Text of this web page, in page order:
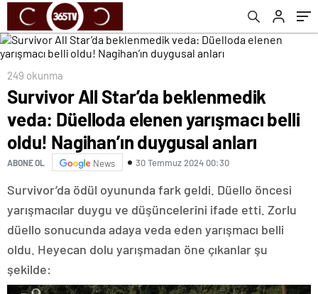
Nagihan’ın duygusal anları
249 okunma
Survivor All Star’da beklenmedik
veda: Düelloda elenen yarışmacı belli
oldu! Nagihan’ın duygusal anları
ABONE OL News 30 Temmuz 2024 00:30
Survivor’da ödül oyununda fark geldi. Düello öncesi
yarışmacılar duygu ve düşüncelerini ifade etti. Zorlu
düello sonucunda adaya veda eden yarışmacı belli
oldu. Heyecan dolu yarışmadan öne çıkanlar şu
şekilde: